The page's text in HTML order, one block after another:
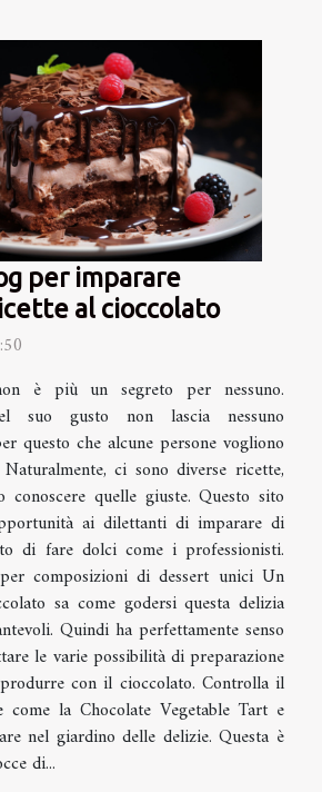
per imparare
al cioccolato
è più un segreto per nessuno.
suo gusto non lascia nessuno
questo che alcune persone vogliono
ci sono diverse ricette,
conoscere quelle giuste. Questo sito
ai dilettanti di imparare di
di fare dolci come i professionisti.
composizioni di dessert unici Un
sa come godersi questa delizia
Quindi ha perfettamente senso
le varie possibilità di preparazione
con il cioccolato. Controlla il
la Chocolate Vegetable Tart e
nel giardino delle delizie. Questa è
di...